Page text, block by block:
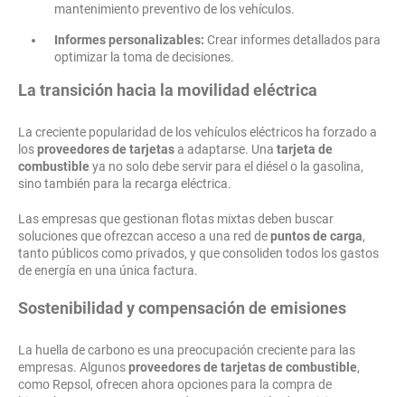
mantenimiento preventivo de los vehículos.
Informes personalizables: Crear informes detallados para
optimizar la toma de decisiones.
La transición hacia la movilidad eléctrica
La creciente popularidad de los vehículos eléctricos ha forzado a
losproveedores de tarjetasa adaptarse. Una tarjeta de
combustibleya no solo debe servir para el diésel o la gasolina,
sino también para la recarga eléctrica.
Las empresas que gestionan flotas mixtas deben buscar
soluciones que ofrezcan acceso a una red depuntos de carga,
tanto públicos como privados, y que consoliden todos los gastos
de energía en una única factura.
Sostenibilidad y compensación de emisiones
La huella de carbono es una preocupación creciente para las
empresas. Algunosproveedores de tarjetas de combustible,
como Repsol, ofrecen ahora opciones para la compra de